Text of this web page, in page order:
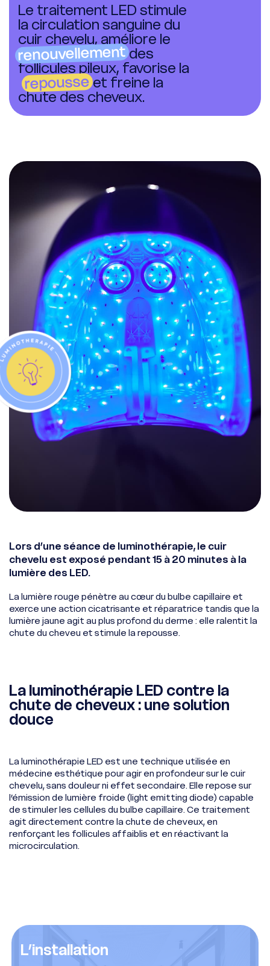
Le traitement LED stimule
la circulation sanguine du
cuir chevelu, améliore le
renouvellementdes
follicules pileux, favorise la
repousseet freine la
chute des cheveux.
Lors d’une séance de luminothérapie, le cuir
chevelu est exposé pendant 15 à 20 minutes à la
lumière des LED.
La lumière rouge pénètre au cœur du bulbe capillaire et
exerce une action cicatrisante et réparatrice tandis que la
lumière jaune agit au plus profond du derme : elle ralentit la
chute du cheveu et stimule la repousse.
La luminothérapie LED contre la
chute de cheveux : une solution
douce
La luminothérapie LED est une technique utilisée en
médecine esthétique pour agir en profondeur sur le cuir
chevelu, sans douleur ni effet secondaire. Elle repose sur
l’émission de lumière froide (light emitting diode) capable
de stimuler les cellules du bulbe capillaire. Ce traitement
agit directement contre la chute de cheveux, en
renforçant les follicules affaiblis et en réactivant la
microcirculation.
L’installation